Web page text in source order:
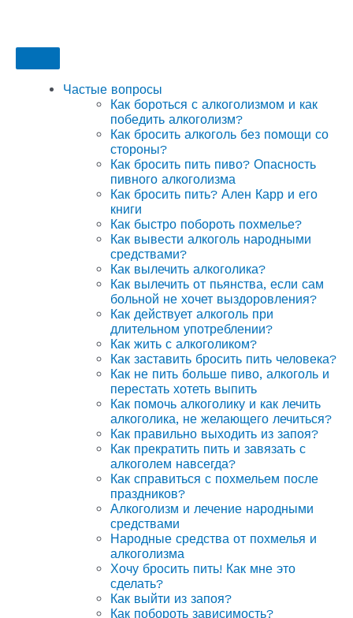
Частые вопросы
Как бороться с алкоголизмом и как
победить алкоголизм?
Как бросить алкоголь без помощи со
стороны?
Как бросить пить пиво? Опасность
пивного алкоголизма
Как бросить пить? Ален Карр и его
книги
Как быстро побороть похмелье?
Как вывести алкоголь народными
средствами?
Как вылечить алкоголика?
Как вылечить от пьянства, если сам
больной не хочет выздоровления?
Как действует алкоголь при
длительном употреблении?
Как жить с алкоголиком?
Как заставить бросить пить человека?
Как не пить больше пиво, алкоголь и
перестать хотеть выпить
Как помочь алкоголику и как лечить
алкоголика, не желающего лечиться?
Как правильно выходить из запоя?
Как прекратить пить и завязать с
алкоголем навсегда?
Как справиться с похмельем после
праздников?
Алкоголизм и лечение народными
средствами
Народные средства от похмелья и
алкоголизма
Хочу бросить пить! Как мне это
сделать?
Как выйти из запоя?
Как побороть зависимость?